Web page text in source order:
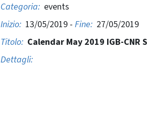
Categoria:events
Inizio:13/05/2019 - Fine:27/05/2019
Titolo: Calendar May 2019 IGB-CNR
Dettagli: